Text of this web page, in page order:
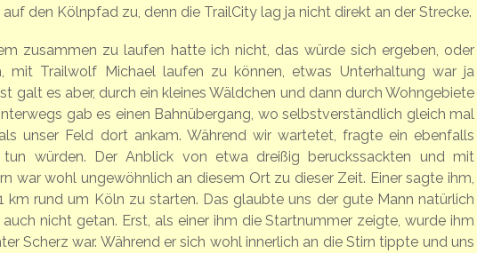
den Kölnpfad zu, denn die TrailCity lag ja nicht direkt an der Strecke.
zusammen zu laufen hatte ich nicht, das würde sich ergeben, oder
mit Trailwolf Michael laufen zu können, etwas Unterhaltung war ja
galt es aber, durch ein kleines Wäldchen und dann durch Wohngebiete
gab es einen Bahnübergang, wo selbstverständlich gleich mal
unser Feld dort ankam. Während wir wartetet, fragte ein ebenfalls
würden. Der Anblick von etwa dreißig beruckssackten und mit
war wohl ungewöhnlich an diesem Ort zu dieser Zeit. Einer sagte ihm,
km rund um Köln zu starten. Das glaubte uns der gute Mann natürlich
nicht getan. Erst, als einer ihm die Startnummer zeigte, wurde ihm
Scherz war. Während er sich wohl innerlich an die Stirn tippte und uns